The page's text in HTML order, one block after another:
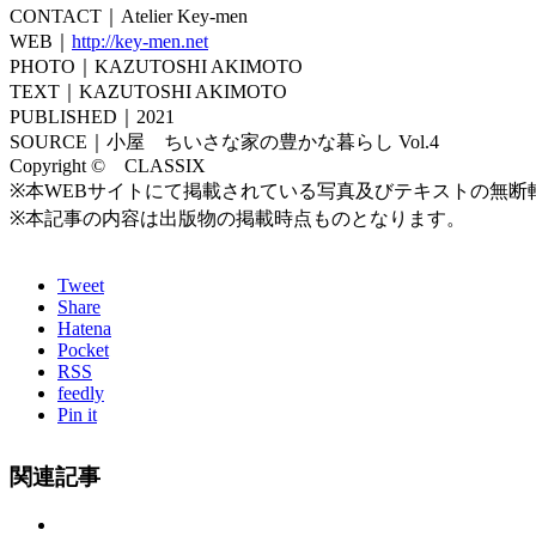
CONTACT｜Atelier Key-men
WEB｜ http://key-men.net
PHOTO｜KAZUTOSHI AKIMOTO
TEXT｜KAZUTOSHI AKIMOTO
PUBLISHED｜2021
SOURCE｜小屋 ちいさな家の豊かな暮らし Vol.4
Copyright © CLASSIX
※本WEBサイトにて掲載されている写真及びテキストの無断
※本記事の内容は出版物の掲載時点ものとなります。
Tweet
Share
Hatena
Pocket
RSS
feedly
Pin it
関連記事